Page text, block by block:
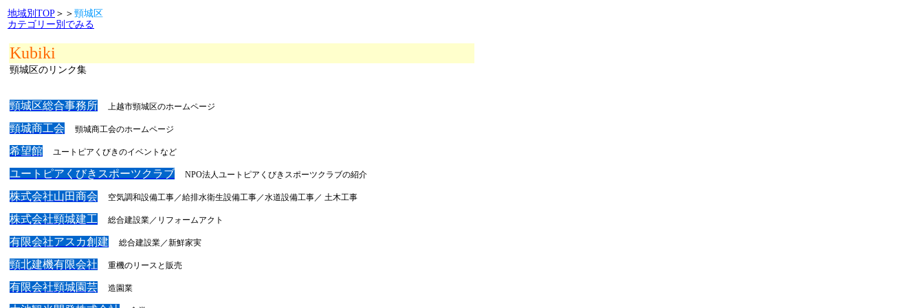
地域別TOP ＞＞ 頸城区
カテゴリー別でみる
Kubiki
頸城区のリンク集
頸城区総合事務所 上越市頸城区のホームページ
頸城商工会 頸城商工会のホームページ
希望館 ユートピアくびきのイベントなど
ユートピアくびきスポーツクラブ NPO法人ユートピアくびきスポーツクラブの紹介
株式会社山田商会 空気調和設備工事／給排水衛生設備工事／水道設備工事／ 土木工事
株式会社頸城建工 総合建設業／リフォームアクト
有限会社アスカ創建 総合建設業／新鮮家実
頸北建機有限会社 重機のリースと販売
有限会社頸城園芸 造園業